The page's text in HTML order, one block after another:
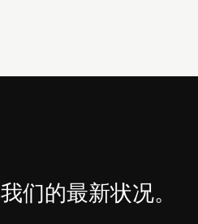
们的最新状况。